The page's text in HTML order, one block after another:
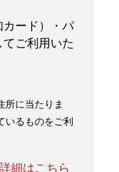
ード）・パ
ご利用いた
所に当たりま
いるものをご利
細はこちら